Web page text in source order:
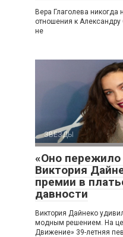
Вера Глаголева никогда
отношения к
не
ЗВЕЗДЫ
«Оно пережило
Виктория
премии в
давности
Виктория Дайнеко
модным решением. На
Движение» 39-летняя